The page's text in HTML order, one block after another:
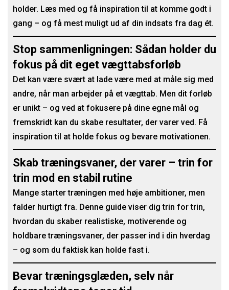
holder. Læs med og få inspiration til at komme godt i
gang – og få mest muligt ud af din indsats fra dag ét.
Stop sammenligningen: Sådan holder du
fokus på dit eget vægttabsforløb
Det kan være svært at lade være med at måle sig med
andre, når man arbejder på et vægttab. Men dit forløb
er unikt – og ved at fokusere på dine egne mål og
fremskridt kan du skabe resultater, der varer ved. Få
inspiration til at holde fokus og bevare motivationen.
Skab træningsvaner, der varer – trin for
trin mod en stabil rutine
Mange starter træningen med høje ambitioner, men
falder hurtigt fra. Denne guide viser dig trin for trin,
hvordan du skaber realistiske, motiverende og
holdbare træningsvaner, der passer ind i din hverdag
– og som du faktisk kan holde fast i.
Bevar træningsglæden, selv når